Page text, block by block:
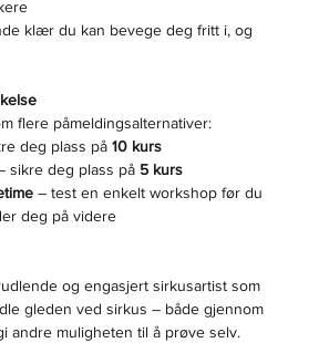
klær du kan bevege deg fritt i, og
flere påmeldingsalternativer:
deg plass på 10 kurs
sikre deg plass på 5 kurs
– test en enkelt workshop før du
deg på videre
og engasjert sirkusartist som
gleden ved sirkus – både gjennom
andre muligheten til å prøve selv.